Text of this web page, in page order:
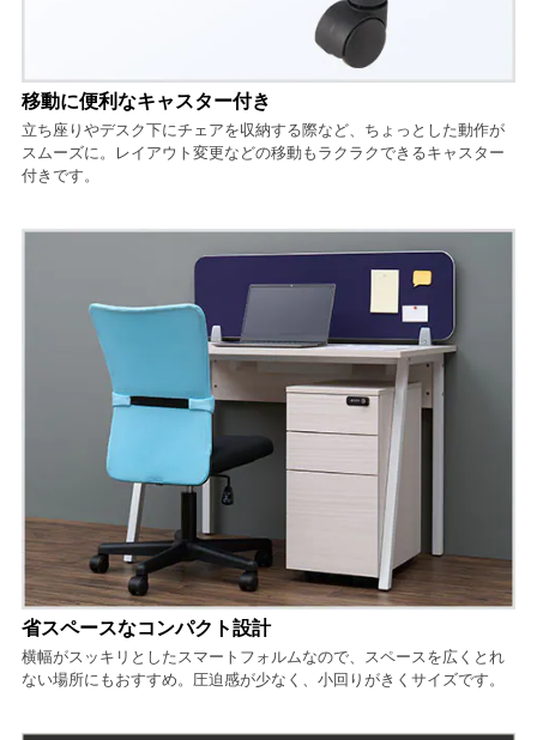
移動に便利なキャスター付き
立ち座りやデスク下にチェアを収納する際など、ちょっとした動作が
スムーズに。レイアウト変更などの移動もラクラクできるキャスター
付きです。
省スペースなコンパクト設計
横幅がスッキリとしたスマートフォルムなので、スペースを広くとれ
ない場所にもおすすめ。圧迫感が少なく、小回りがきくサイズです。